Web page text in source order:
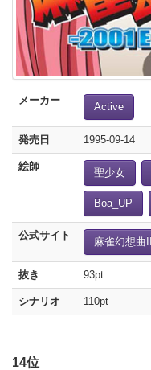
メーカー
Active
発売日 1995-09-14
絵師
聖少女
Boa_UP
公式サイト
麻雀幻想曲III
抜き 93pt
シナリオ 110pt
14位